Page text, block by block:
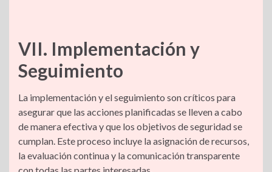
VII. Implementación y
Seguimiento
La implementación y el seguimiento son críticos para
asegurar que las acciones planificadas se lleven a cabo
de manera efectiva y que los objetivos de seguridad se
cumplan. Este proceso incluye la asignación de recursos,
la evaluación continua y la comunicación transparente